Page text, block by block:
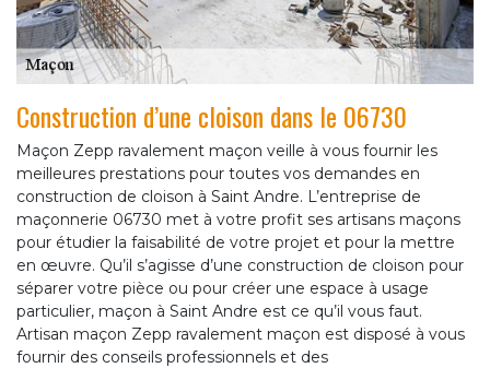
Construction d’une cloison dans le 06730
Maçon Zepp ravalement maçon veille à vous fournir les
meilleures prestations pour toutes vos demandes en
construction de cloison à Saint Andre. L’entreprise de
maçonnerie 06730 met à votre profit ses artisans maçons
pour étudier la faisabilité de votre projet et pour la mettre
en œuvre. Qu’il s’agisse d’une construction de cloison pour
séparer votre pièce ou pour créer une espace à usage
particulier, maçon à Saint Andre est ce qu’il vous faut.
Artisan maçon Zepp ravalement maçon est disposé à vous
fournir des conseils professionnels et des